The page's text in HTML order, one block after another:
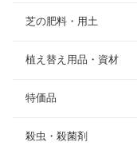
芝の肥料・用土
植え替え用品・資材
特価品
殺虫・殺菌剤